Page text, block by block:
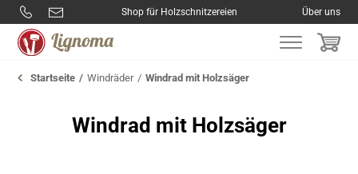
Shop für Holzschnitzereien Über uns
Startseite Windräder Windrad mit Holzsäger
Windrad mit Holzsäger